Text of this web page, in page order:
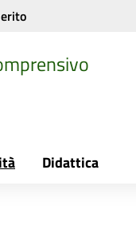
Didattica